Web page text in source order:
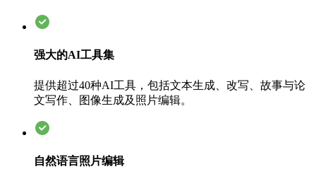
强大的AI工具集
提供超过40种AI工具，包括文本生成、改写、故事与论
文写作、图像生成及照片编辑。
自然语言照片编辑